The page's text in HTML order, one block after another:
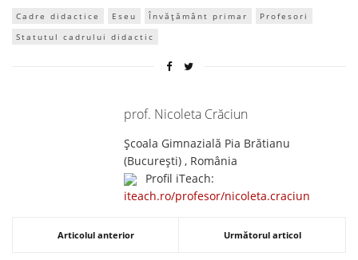
Cadre didactice Eseu Învățământ primar
Profesori
Statutul cadrului didactic
prof. Nicoleta Crăciun
Școala Gimnazială Pia Brătianu
(Bucureşti) , România
Profil iTeach:
iteach.ro/profesor/nicoleta.craciun
Articolul anterior Următorul articol